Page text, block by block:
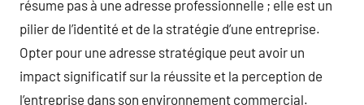
résume pas à une adresse professionnelle ; elle est un
pilier de l’identité et de la stratégie d’une entreprise.
Opter pour une adresse stratégique peut avoir un
impact significatif sur la réussite et la perception de
l’entreprise dans son environnement commercial.